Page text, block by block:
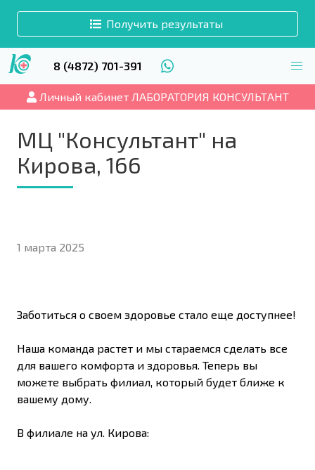
Получить результаты
8 (4872) 701-391
Личный кабинет ЛАБОРАТОРИЯ КОНСУЛЬТАНТ
МЦ "Консультант" на
Кирова, 166
1 марта 2025
Заботиться о своем здоровье стало еще доступнее!
Наша команда растет и мы стараемся сделать все
для вашего комфорта и здоровья. Теперь вы
можете выбрать филиал, который будет ближе к
вашему дому.
В филиале на ул. Кирова: